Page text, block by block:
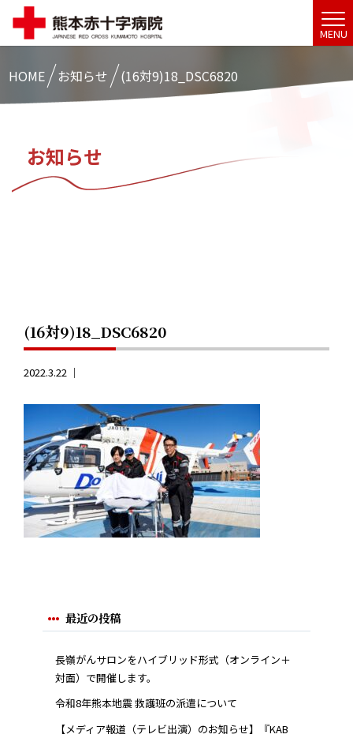
MENU
HOME お知らせ (16対9)18_DSC6820
お知らせ
(16対9)18_DSC6820
2022.3.22 ｜
最近の投稿
長嶺がんサロンをハイブリッド形式（オンライン＋
対面）で開催します。
令和8年熊本地震 救護班の派遣について
【メディア報道（テレビ出演）のお知らせ】『KAB